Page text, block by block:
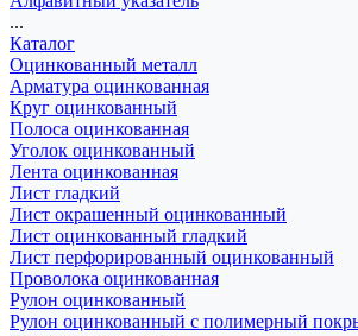
...
Каталог
Оцинкованный металл
Арматура оцинкованная
Круг оцинкованный
Полоса оцинкованная
Уголок оцинкованный
Лента оцинкованная
Лист гладкий
Лист окрашенный оцинкованный
Лист оцинкованный гладкий
Лист перфорированный оцинкованный
Проволока оцинкованная
Рулон оцинкованный
Рулон оцинкованный с полимерный